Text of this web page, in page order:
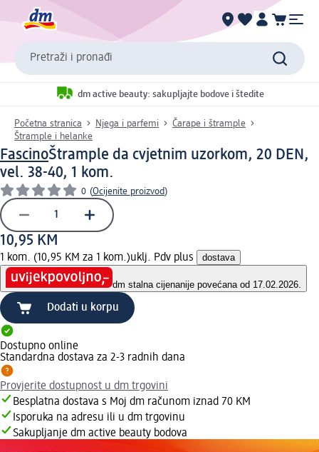
Pretraži i pronađi
dm active beauty: sakupljajte bodove i štedite
Početna stranica Njega i parfemi
Čarape i štrample
Štrample i helanke
FascinoŠtrample da cvjetnim uzorkom, 20 DEN,
vel. 38-40, 1 kom.
0 (Ocijenite proizvod)
10,95 KM
1 kom. (10,95 KM za 1 kom.)uklj. Pdv plus dostava
dm stalna cijenanije povećana od 17.02.2026.
Dodati u korpu
Dostupno online
Standardna dostava za 2-3 radnih dana
Provjerite dostupnost u dm trgovini
Besplatna dostava s Moj dm računom iznad 70 KM
Isporuka na adresu ili u dm trgovinu
Sakupljanje dm active beauty bodova